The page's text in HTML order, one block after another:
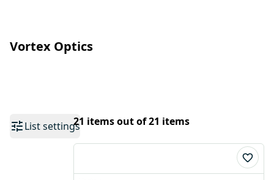
Vortex Optics
List settings21 items out of 21 items